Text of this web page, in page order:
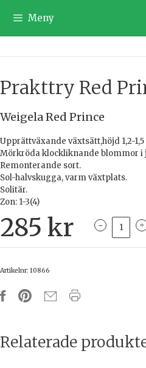
Meny
Prakttry Red
Weigela Red Prince
Upprättväxande växtsätt,höjd 1,2-1,5
Mörkröda klockliknande blommor i
Remonterande sort.
Sol-halvskugga, varm växtplats.
Solitär.
Zon: 1-3(4)
285 kr
Artikelnr: 10866
Relaterade